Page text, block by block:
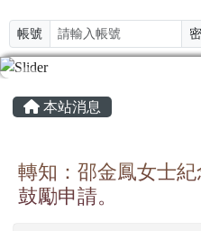
帳號
主內容區域
本站消息
轉知：邵金鳳女士紀
鼓勵申請。
頁尾區域